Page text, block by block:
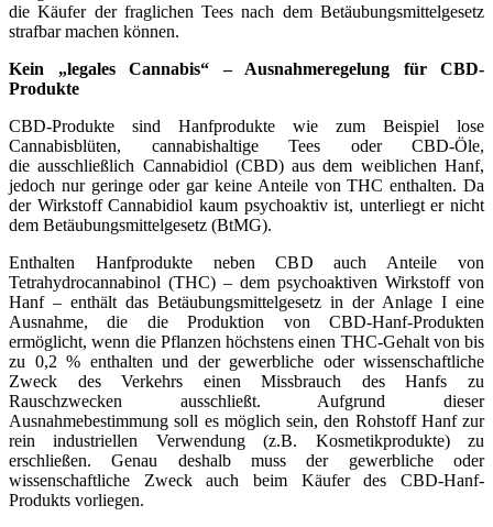
die Käufer der fraglichen Tees nach dem Betäubungsmittelgesetz
strafbar machen können.
Kein „legales Cannabis“ – Ausnahmeregelung für CBD-
Produkte
CBD-Produkte sind Hanfprodukte wie zum Beispiel lose
Cannabisblüten, cannabishaltige Tees oder CBD-Öle,
die ausschließlich Cannabidiol (CBD) aus dem weiblichen Hanf,
jedoch nur geringe oder gar keine Anteile von THC enthalten. Da
der Wirkstoff Cannabidiol kaum psychoaktiv ist, unterliegt er nicht
dem Betäubungsmittelgesetz (BtMG).
Enthalten Hanfprodukte neben CBD auch Anteile von
Tetrahydrocannabinol (THC) – dem psychoaktiven Wirkstoff von
Hanf – enthält das Betäubungsmittelgesetz in der Anlage I eine
Ausnahme, die die Produktion von CBD-Hanf-Produkten
ermöglicht, wenn die Pflanzen höchstens einen THC-Gehalt von bis
zu 0,2 % enthalten und der gewerbliche oder wissenschaftliche
Zweck des Verkehrs einen Missbrauch des Hanfs zu
Rauschzwecken ausschließt. Aufgrund dieser
Ausnahmebestimmung soll es möglich sein, den Rohstoff Hanf zur
rein industriellen Verwendung (z.B. Kosmetikprodukte) zu
erschließen. Genau deshalb muss der gewerbliche oder
wissenschaftliche Zweck auch beim Käufer des CBD-Hanf-
Produkts vorliegen.